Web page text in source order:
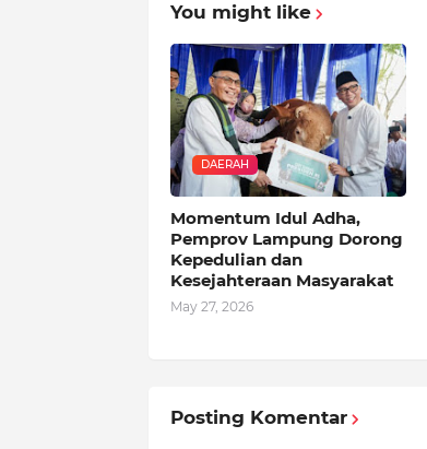
You might like
DAERAH
Momentum Idul Adha,
Pemprov Lampung Dorong
Kepedulian dan
Kesejahteraan Masyarakat
May 27, 2026
Posting Komentar